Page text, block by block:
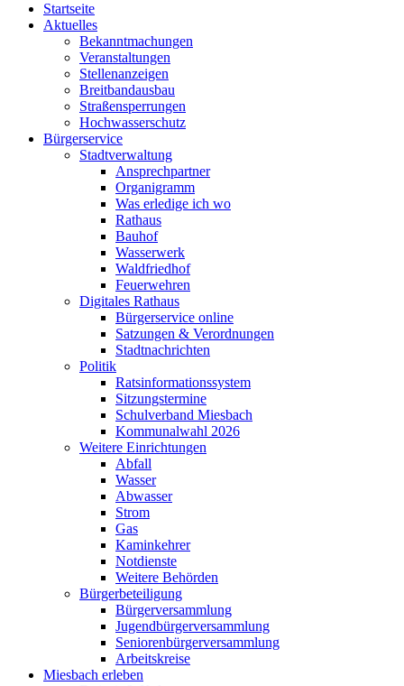
Startseite
Aktuelles
Bekanntmachungen
Veranstaltungen
Stellenanzeigen
Breitbandausbau
Straßensperrungen
Hochwasserschutz
Bürgerservice
Stadtverwaltung
Ansprechpartner
Organigramm
Was erledige ich wo
Rathaus
Bauhof
Wasserwerk
Waldfriedhof
Feuerwehren
Digitales Rathaus
Bürgerservice online
Satzungen & Verordnungen
Stadtnachrichten
Politik
Ratsinformationssystem
Sitzungstermine
Schulverband Miesbach
Kommunalwahl 2026
Weitere Einrichtungen
Abfall
Wasser
Abwasser
Strom
Gas
Kaminkehrer
Notdienste
Weitere Behörden
Bürgerbeteiligung
Bürgerversammlung
Jugendbürgerversammlung
Seniorenbürgerversammlung
Arbeitskreise
Miesbach erleben